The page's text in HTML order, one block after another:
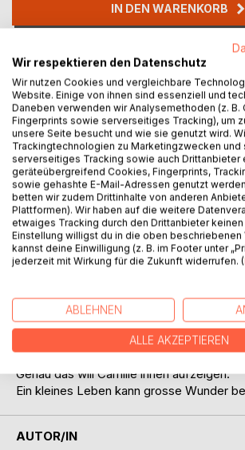
IN DEN WARENKORB
Auf die Merkliste
Titel bewerten
BESCHREIBUNG
Die Kleine Blume "Camille" will bewusst
tausend anderen Planzenbrüdern und
sei es Menschen oder Tiere Hoffnung
wenn das Leben uns noch so viele
Wir können uns befreien und weiterleben.
Licht am Ende des Tunnels.
Genau das will Camille ihnen aufzeigen.
Ein kleines Leben kann grosse Wunder
AUTOR/IN
Wir respektieren den Datenschutz
Wir nutzen Cookies und vergleichbare
Website. Einige von ihnen sind essenziell und
Daneben verwenden wir Analysemethoden (z.
Fingerprints sowie serverseitiges Tracking), um
unsere Seite besucht und wie sie genutzt wird.
Trackingtechnologien zu Marketingzwecken und
serverseitiges Tracking sowie auch Drittanbieter
geräteübergreifend Cookies, Fingerprints,
sowie gehashte E-Mail-Adressen genutzt
betten wir zudem Drittinhalte von anderen
Plattformen). Wir haben auf die weitere
etwaiges Tracking durch den Drittanbieter
Einstellung willigst du in die oben beschriebenen
kannst deine Einwilligung (z. B. im Footer unter
jederzeit mit Wirkung für die Zukunft widerrufen. (
ABLEHNEN
ALLE AKZEPTIEREN